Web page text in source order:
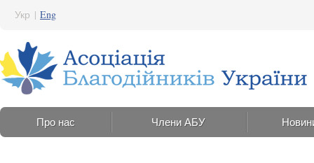
Укр | Eng
Про нас Члени АБУ